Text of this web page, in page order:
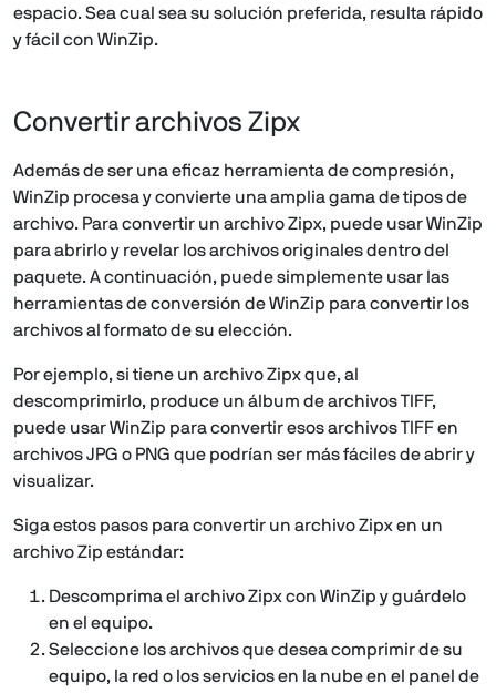
espacio. Sea cual sea su solución preferida, resulta rápido
y fácil con WinZip.
Convertir archivos Zipx
Además de ser una eficaz herramienta de compresión,
WinZip procesa y convierte una amplia gama de tipos de
archivo. Para convertir un archivo Zipx, puede usar WinZip
para abrirlo y revelar los archivos originales dentro del
paquete. A continuación, puede simplemente usar las
herramientas de conversión de WinZip para convertir los
archivos al formato de su elección.
Por ejemplo, si tiene un archivo Zipx que, al
descomprimirlo, produce un álbum de archivos TIFF,
puede usar WinZip para convertir esos archivos TIFF en
archivos JPG o PNG que podrían ser más fáciles de abrir y
visualizar.
Siga estos pasos para convertir un archivo Zipx en un
archivo Zip estándar:
Descomprima el archivo Zipx con WinZip y guárdelo
en el equipo.
Seleccione los archivos que desea comprimir de su
equipo, la red o los servicios en la nube en el panel de